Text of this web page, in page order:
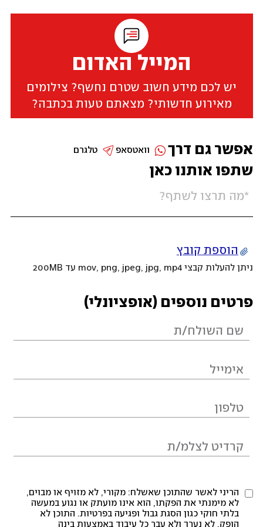
המייל האדום
יש לכם מידע חשוב שטרם נחשף? צילומים
מאירוע חדשותי? מצאתם טעות בכתבה?
שתפו אותנו כאן
הוספת קובץ
ניתן להעלות קבצי mov, png, jpeg, jpg, mp4 עד 200MB
פרטים נוספים (אופציונלי)
הריני לאשר שהתוכן שאשלח: מקורי, לא מזויף או מבוים,
לא מימנתי את הפקתו, הוא אינו מועתק או נגוע במעשה
בלתי חוקי כגון הסגת גבול ופגיעה בפרטיות. התוכן לא
הופק, לא נערך ולא עבר כל עיבוד באמצעות בינה
אפשר גם דרך טלגרם וואטסאפ